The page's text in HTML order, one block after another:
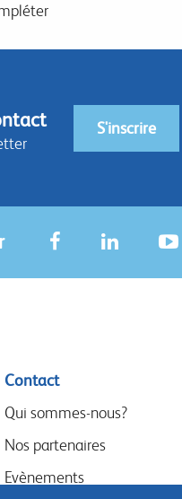
S'inscrire
Contact
Qui sommes-nous?
Nos partenaires
Evènements